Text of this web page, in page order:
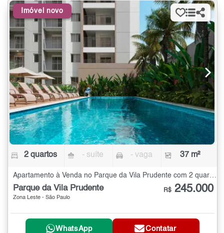
Imóvel novo
2 quartos - suíte - vaga 37 m²
Apartamento à Venda no Parque da Vila Prudente com 2 quartos - 37 m²
Parque da Vila Prudente
Zona Leste - São Paulo
R$ 245.000
WhatsApp Contatar